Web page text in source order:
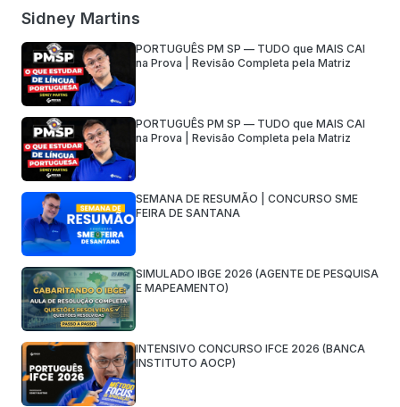
Sidney Martins
PORTUGUÊS PM SP — TUDO que MAIS CAI
na Prova | Revisão Completa pela Matriz
PORTUGUÊS PM SP — TUDO que MAIS CAI
na Prova | Revisão Completa pela Matriz
SEMANA DE RESUMÃO | CONCURSO SME
FEIRA DE SANTANA
SIMULADO IBGE 2026 (AGENTE DE PESQUISA
E MAPEAMENTO)
INTENSIVO CONCURSO IFCE 2026 (BANCA
INSTITUTO AOCP)